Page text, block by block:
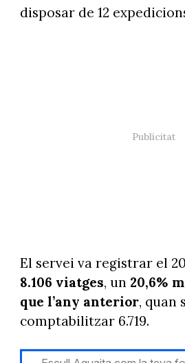
disposar de 12
El servei va registrar el
8.106 viatges, un 20,6%
que l’any anterior, quan
comptabilitzar 6.719.